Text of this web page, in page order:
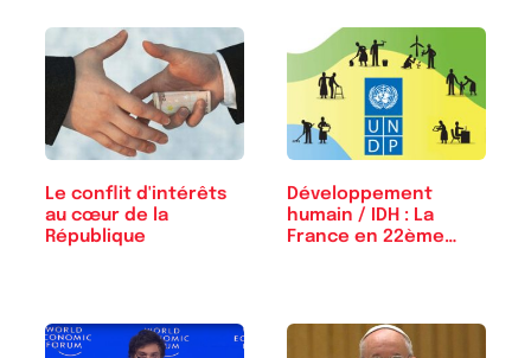
Le conflit d'intérêts
au cœur de la
République
Développement
humain / IDH : La
France en 22ème